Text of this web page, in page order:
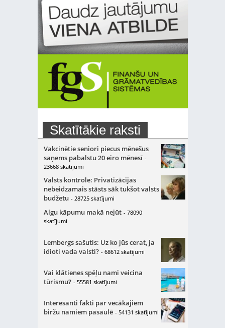
Skatītākie raksti
Vakcinētie seniori piecus mēnešus
saņems pabalstu 20 eiro mēnesī -
23668 skatījumi
Valsts kontrole: Privatizācijas
nebeidzamais stāsts sāk tukšot valsts
budžetu - 28725 skatījumi
Algu kāpumu makā nejūt - 78090
skatījumi
Lembergs sašutis: Uz ko jūs cerat, ja
idioti vada valsti? - 68612 skatījumi
Vai klātienes spēļu nami veicina
tūrismu? - 55581 skatījumi
Interesanti fakti par vecākajiem
biržu namiem pasaulē - 54131 skatījumi